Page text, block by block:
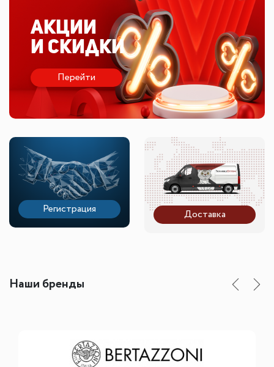
Акции
и скидки
Перейти
Регистрация Доставка
Наши бренды